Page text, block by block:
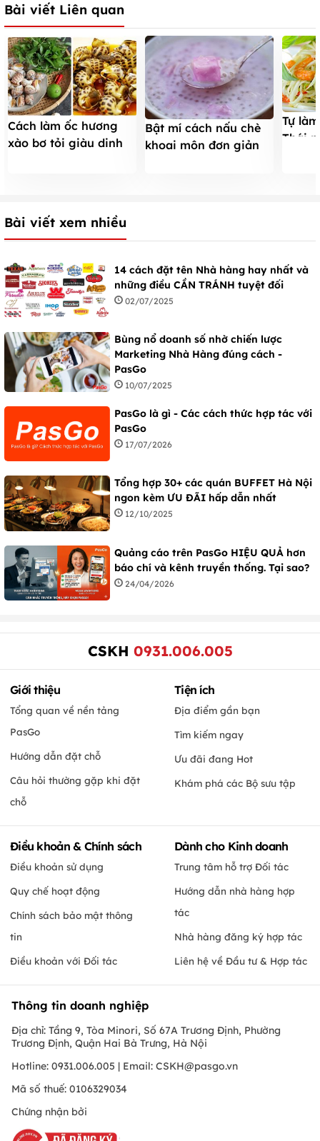
Bài viết Liên quan
Cách làm ốc hương
xào bơ tỏi giàu dinh
Bật mí cách nấu chè
khoai môn đơn giản
Tự
Thái
Bài viết xem nhiều
14 cách đặt tên Nhà hàng hay nhất và
những điều CẦN TRÁNH tuyệt đối
02/07/2025
Bùng nổ doanh số nhờ chiến lược
Marketing Nhà Hàng đúng cách -
PasGo
10/07/2025
PasGo là gì - Các cách thức hợp tác với
PasGo
17/07/2026
Tổng hợp 30+ các quán BUFFET Hà Nội
ngon kèm ƯU ĐÃI hấp dẫn nhất
12/10/2025
Quảng cáo trên PasGo HIỆU QUẢ hơn
báo chí và kênh truyền thống. Tại sao?
24/04/2026
CSKH 0931.006.005
Giới thiệu
Tổng quan về nền tảng
PasGo
Hướng dẫn đặt chỗ
Câu hỏi thường gặp khi đặt
chỗ
Tiện ích
Địa điểm gần bạn
Tìm kiếm ngay
Ưu đãi đang Hot
Khám phá các Bộ sưu tập
Điều khoản & Chính sách
Điều khoản sử dụng
Quy chế hoạt động
Chính sách bảo mật thông
tin
Điều khoản với Đối tác
Dành cho Kinh doanh
Trung tâm hỗ trợ Đối tác
Hướng dẫn nhà hàng hợp
tác
Nhà hàng đăng ký hợp tác
Liên hệ về Đầu tư & Hợp tác
Thông tin doanh nghiệp
Địa chỉ: Tầng 9, Tòa Minori, Số 67A Trương Định, Phường
Trương Định, Quận Hai Bà Trưng, Hà Nội
Hotline: 0931.006.005 | Email: CSKH@pasgo.vn
Mã số thuế: 0106329034
Chứng nhận bởi